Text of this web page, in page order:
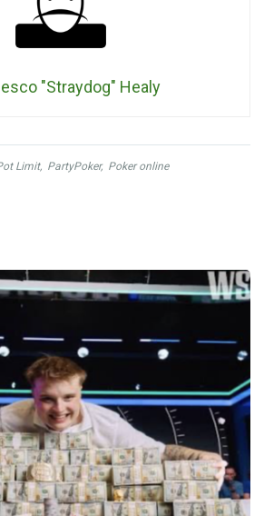
"Straydog" Healy
Limit, PartyPoker, Poker online